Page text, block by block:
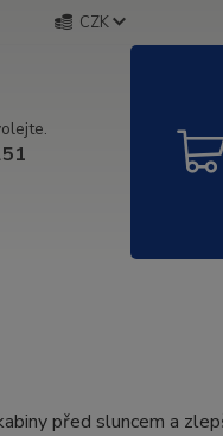
CZK
před sluncem a